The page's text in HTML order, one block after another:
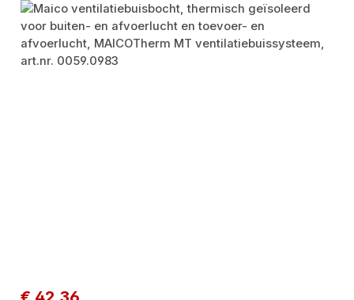
Afbeeldingengalerij overslaan
Normale prijs: